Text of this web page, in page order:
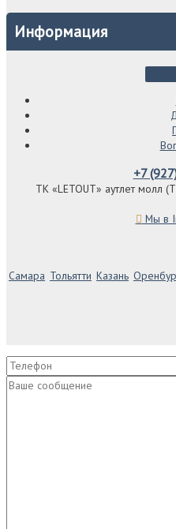
Информация
+7
ТК «LETOUT» аутлет молл
Мы в
Самара Тольятти Казань